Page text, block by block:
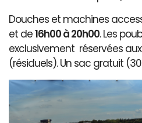
Douches et machines
et de16h00 à 20h00. Les
exclusivement réservées
(résiduels). Un sac gratuit